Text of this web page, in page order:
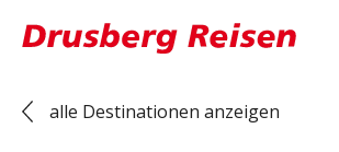
alle Destinationen anzeigen